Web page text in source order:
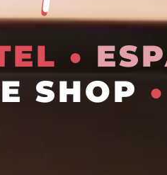
•
SHOP •